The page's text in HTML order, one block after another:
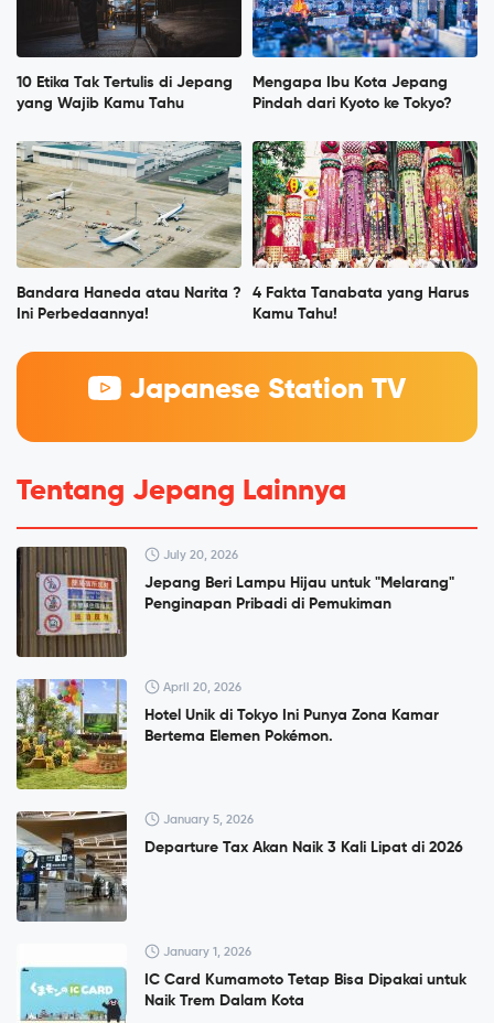
10 Etika Tak Tertulis di Jepang
yang Wajib Kamu Tahu
Mengapa Ibu Kota Jepang
Pindah dari Kyoto ke Tokyo?
Bandara Haneda atau Narita ?
Ini Perbedaannya!
4 Fakta Tanabata yang Harus
Kamu Tahu!
Japanese Station TV
Tentang Jepang Lainnya
July 20, 2026
Jepang Beri Lampu Hijau untuk "Melarang"
Penginapan Pribadi di Pemukiman
April 20, 2026
Hotel Unik di Tokyo Ini Punya Zona Kamar
Bertema Elemen Pokémon.
January 5, 2026
Departure Tax Akan Naik 3 Kali Lipat di 2026
January 1, 2026
IC Card Kumamoto Tetap Bisa Dipakai untuk
Naik Trem Dalam Kota